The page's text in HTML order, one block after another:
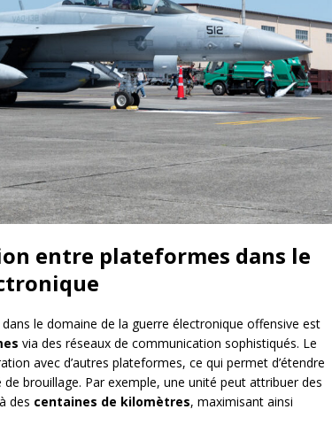
entre plateformes dans le
le domaine de la guerre électronique offensive est
via des réseaux de communication sophistiqués. Le
avec d’autres plateformes, ce qui permet d’étendre
brouillage. Par exemple, une unité peut attribuer des
des centaines de kilomètres, maximisant ainsi